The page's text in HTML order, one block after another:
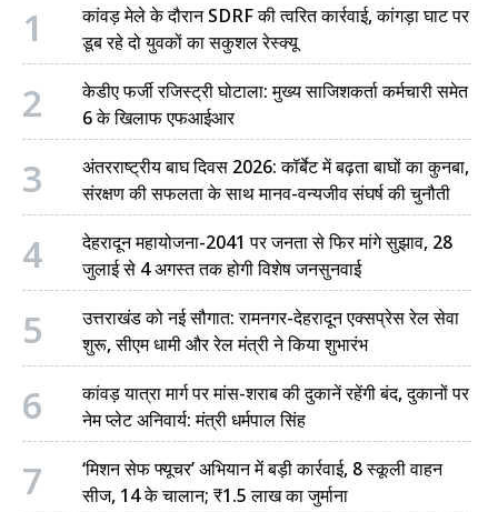
1
कांवड़ मेले के दौरान SDRF की त्वरित कार्रवाई, कांगड़ा घाट पर
डूब रहे दो युवकों का सकुशल रेस्क्यू
2
केडीए फर्जी रजिस्ट्री घोटाला: मुख्य साजिशकर्ता कर्मचारी समेत
6 के खिलाफ एफआईआर
3
अंतरराष्ट्रीय बाघ दिवस 2026: कॉर्बेट में बढ़ता बाघों का कुनबा,
संरक्षण की सफलता के साथ मानव-वन्यजीव संघर्ष की चुनौती
4
देहरादून महायोजना-2041 पर जनता से फिर मांगे सुझाव, 28
जुलाई से 4 अगस्त तक होगी विशेष जनसुनवाई
5
उत्तराखंड को नई सौगात: रामनगर-देहरादून एक्सप्रेस रेल सेवा
शुरू, सीएम धामी और रेल मंत्री ने किया शुभारंभ
6
कांवड़ यात्रा मार्ग पर मांस-शराब की दुकानें रहेंगी बंद, दुकानों पर
नेम प्लेट अनिवार्य: मंत्री धर्मपाल सिंह
7
‘मिशन सेफ फ्यूचर’ अभियान में बड़ी कार्रवाई, 8 स्कूली वाहन
सीज, 14 के चालान; ₹1.5 लाख का जुर्माना